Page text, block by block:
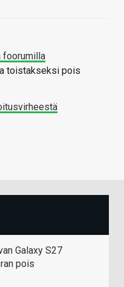
foorumilla
toistakseksi pois
Galaxy S27
pois